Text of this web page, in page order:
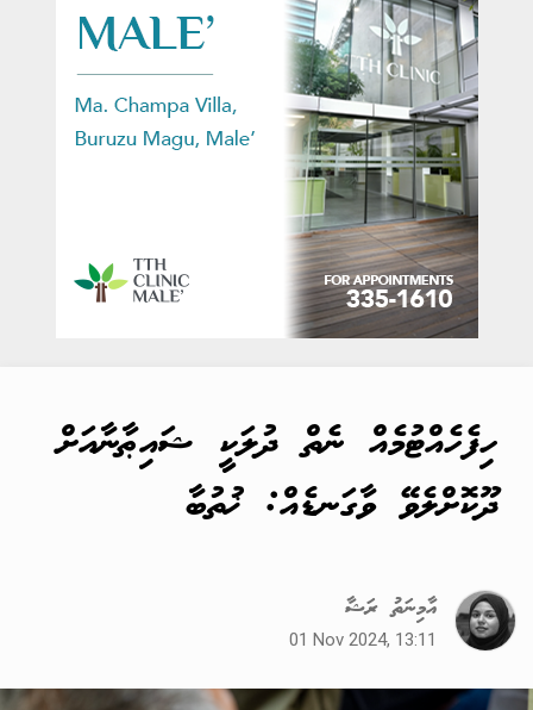
ހިފެހެއްޓުމެއް ނެތް ދުލަކީ ޝައިޠާނާއަށް
ދޫކޮށްލެވޭ ވާގަނޑެއް: ޚުތުބާ
އާމިނަތު ރަޝާ
01 Nov 2024, 13:11